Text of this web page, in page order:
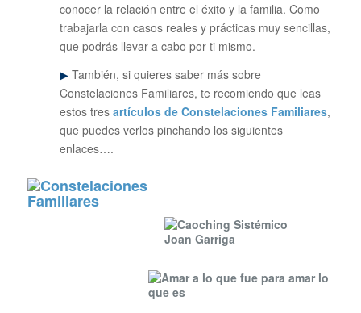
conocer la relación entre el éxito y la familia. Como
trabajarla con casos reales y prácticas muy sencillas,
que podrás llevar a cabo por ti mismo.
▶También, si quieres saber más sobre
Constelaciones Familiares, te recomiendo que leas
estos tres artículos de Constelaciones Familiares,
que puedes verlos pinchando los siguientes
enlaces….